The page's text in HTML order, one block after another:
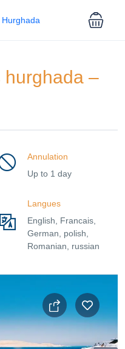
hurghada –
Annulation
Up to 1 day
Langues
English, Francais,
German, polish,
Romanian, russian